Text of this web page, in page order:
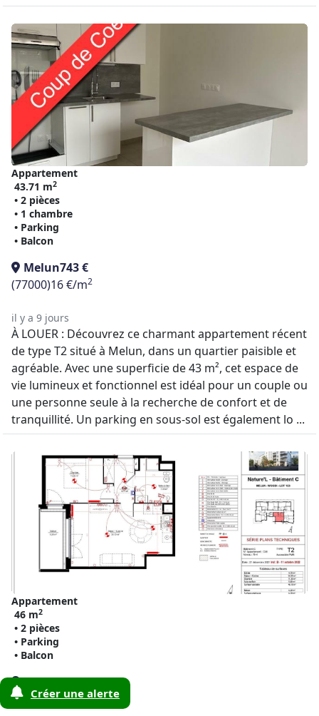
Appartement
43.71 m2
• 2 pièces
• 1 chambre
• Parking
• Balcon
Melun743 €
(77000)16 €/m2
il y a 9 jours
À LOUER : Découvrez ce charmant appartement récent
de type T2 situé à Melun, dans un quartier paisible et
agréable. Avec une superficie de 43 m², cet espace de
vie lumineux et fonctionnel est idéal pour un couple ou
une personne seule à la recherche de confort et de
tranquillité. Un parking en sous-sol est également lo ...
Appartement
46 m2
• 2 pièces
• Parking
• Balcon
Melun869 €
(77000)18 €/m2
Créer une alerte